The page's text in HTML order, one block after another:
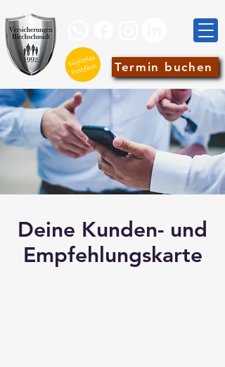
Termin buchen
Deine Kunden- und
Empfehlungskarte